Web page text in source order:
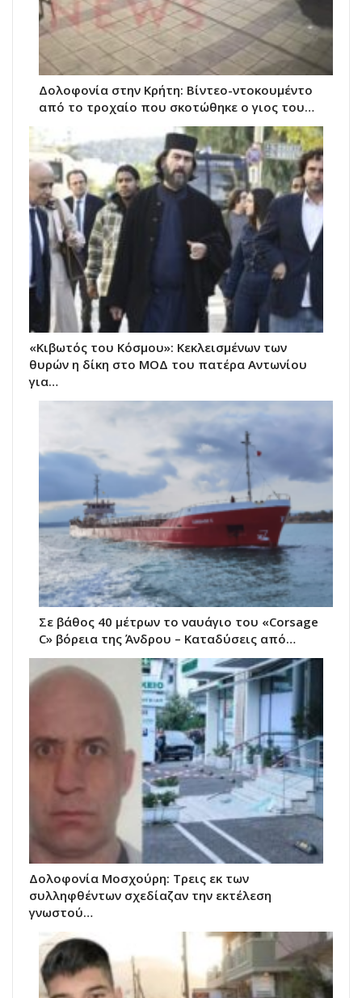
Δολοφονία στην Κρήτη: Βίντεο-ντοκουμέντο
από το τροχαίο που σκοτώθηκε ο γιος του…
«Κιβωτός του Κόσμου»: Κεκλεισμένων των
θυρών η δίκη στο ΜΟΔ του πατέρα Αντωνίου
για…
Σε βάθος 40 μέτρων το ναυάγιο του «Corsage
C» βόρεια της Άνδρου – Καταδύσεις από…
Δολοφονία Μοσχούρη: Τρεις εκ των
συλληφθέντων σχεδίαζαν την εκτέλεση
γνωστού…